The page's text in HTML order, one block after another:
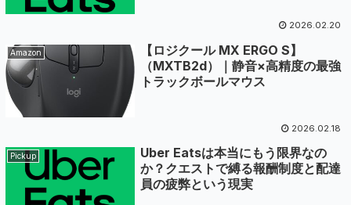
2026.02.20
Amazon
【ロジクール MX ERGO S】
（MXTB2d）｜静音×高精度の最強
トラックボールマウス
2026.02.18
Pickup
Uber Eatsは本当にもう限界なの
か？クエストで縛る報酬制度と配達
員の疲弊という現実